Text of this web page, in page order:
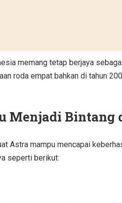
memang tetap berjaya
roda empat bahkan di tahun
Menjadi Bintang
Astra mampu mencapai
seperti berikut: